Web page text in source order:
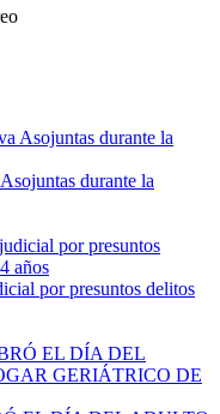
durante la
por presuntos delitos